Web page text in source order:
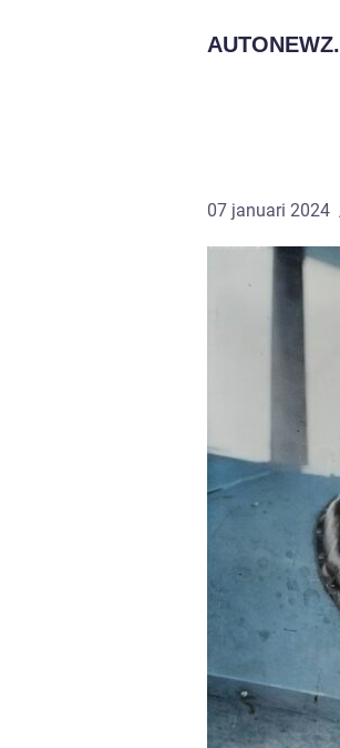
AUTONEWZ.
07 januari 2024